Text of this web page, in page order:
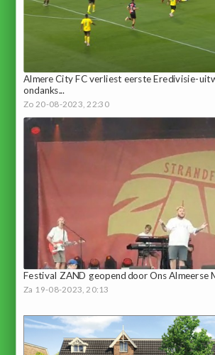
Almere City FC verliest eerste Eredivisie-
ondanks...
Zo 20-08-2023, 22:30
Festival ZAND geopend door Ons Almeerse
Za 19-08-2023, 20:13